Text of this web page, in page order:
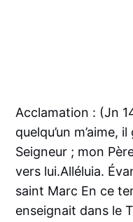
Acclamation : (Jn
quelqu’un m’aime,
Seigneur ; mon
vers lui.Alléluia.
saint Marc En ce
enseignait dans le